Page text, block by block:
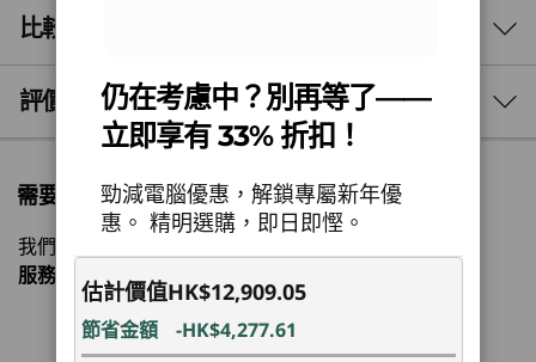
仍在考慮中？別再等了——
立即享有 33% 折扣！
勁減電腦優惠，解鎖專屬新年優
惠。 精明選購，即日即慳。
估計價值HK$12,909.05
節省金額 -HK$4,277.61
立即觀看
效率。 配備全天候電池續航力的 14 吋 OLED 螢幕
耗電量低，並配有可選配的 2.8K 120Hz
PureSight Pro 技術，讓你隨時隨地保持生產力。
處理器
Snapdragon®X2 Elite X2E80100 處理器 12C
Snapdragon®X2 Elite X2P42100 處理器 6C
作業系統
Windows 11 專業版
Windows 11 家用版
記憶體
最高搭載 32GB 雙通道 LPDDR5X、9600
1-網絡攝影機電子私隱快門開關
電源按鈕
比較相似產品
3 Similiar products selected
作業系統 記憶體 儲存裝置
目前正在瀏覽
Yoga Slim 7x
Yoga Slim 7i
評價與評論
需要購物方面的協助嗎?
我們專業銷售員隨時為您提供幫助。
服務時間 Mon-Fri，09：00 AM-06：00PM